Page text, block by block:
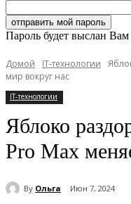
Пароль будет выслан
Домой IT-технологии
мир вокруг нас
IT-технологии
Яблоко
Pro Max
By Ольга Июн 7, 2024